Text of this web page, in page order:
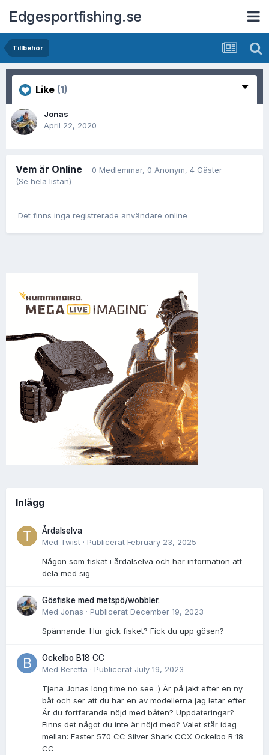
Edgesportfishing.se
Tillbehör
Like (1)
Jonas
April 22, 2020
Vem är Online 0 Medlemmar, 0 Anonym, 4 Gäster
(Se hela listan)
Det finns inga registrerade användare online
Inlägg
Årdalselva
Med Twist · Publicerat February 23, 2025
Någon som fiskat i årdalselva och har information att
dela med sig
Gösfiske med metspö/wobbler.
Med Jonas · Publicerat December 19, 2023
Spännande. Hur gick fisket? Fick du upp gösen?
Ockelbo B18 CC
Med Beretta · Publicerat July 19, 2023
Tjena Jonas long time no see :) Är på jakt efter en ny
båt och ser att du har en av modellerna jag letar efter.
Är du fortfarande nöjd med båten? Uppdateringar?
Finns det något du inte är nöjd med? Valet står idag
mellan: Faster 570 CC Silver Shark CCX Ockelbo B 18
CC